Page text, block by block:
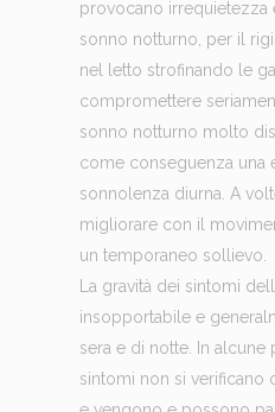
provocano irrequietezza
sonno notturno, per il
nel letto strofinando le
compromettere
sonno notturno molto
come conseguenza una
sonnolenza diurna. A
migliorare con il
un temporaneo sollievo.
La gravità dei sintomi
insopportabile e
sera e di notte. In alcune
sintomi non si verificano